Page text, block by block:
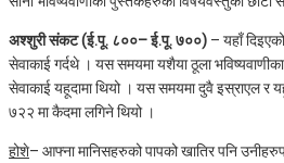
अश्शुरी संकट (ई.पू. ८००– ई.पू. ७००) – यहाँ
सेवाकाई गर्दथे । यस समयमा यशैया ठूला
सेवाकाई यहूदामा थियो । यस समयमा दुवै इस्राएल र
७२२ मा कैदमा लगिने थियो ।
होशे– आफ्ना मानिसहरुको पापको खातिर पनि